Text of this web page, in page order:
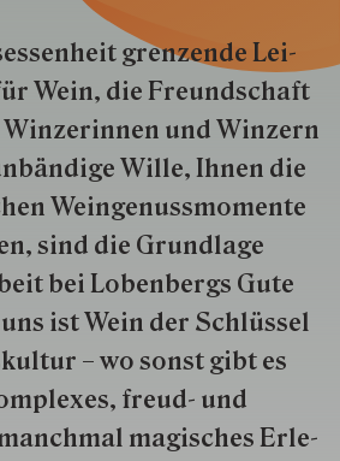
gren­zende Lei­
Wein, die Freund­schaft
Win­zer­innen und Win­zern
Wille, Ihnen die
Wein­genuss­momente
sind die Grund­lage
bei Lobenbergs Gute
ist Wein der Schlüs­sel
– wo sonst gibt es
freud- und
ma­gisch­es Er­le­